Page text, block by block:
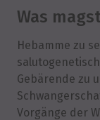
Was
Hebamme zu
Gebärende zu
Vorgänge der